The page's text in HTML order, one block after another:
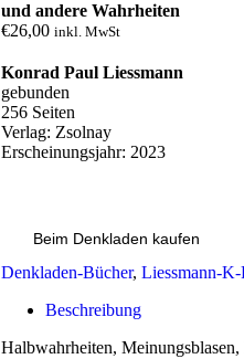
und andere Wahr­heiten
€26,00 inkl. MwSt
Konrad Paul Liessmann
gebunden
256 Seiten
Verlag: Zsolnay
Erscheinungsjahr: 2023
Beim Denkladen kaufen
Denkladen-Bücher,Liessmann-K-
Beschreibung
Halbwahrheiten,